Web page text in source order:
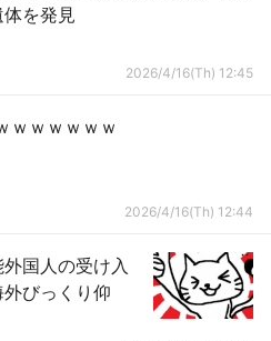
を発見
2026/4/16(Th) 12:45
ｗｗｗｗｗｗ
2026/4/16(Th) 12:44
国人の受け入
びっくり仰